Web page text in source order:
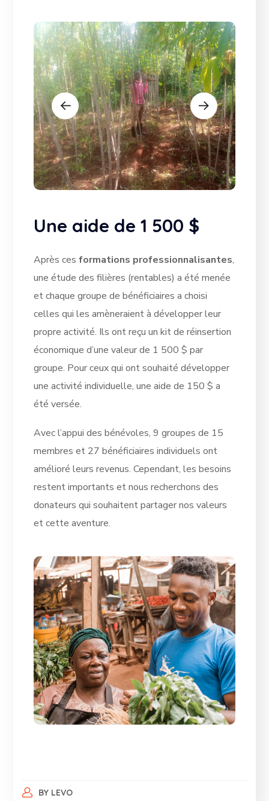
Une aide de 1 500 $
Après cesformations professionnalisantes,
une étude des filières (rentables) a été menée
et chaque groupe de bénéficiaires a choisi
celles qui les amèneraient à développer leur
propre activité. Ils ont reçu un kit de réinsertion
économique d’une valeur de 1 500 $ par
groupe. Pour ceux qui ont souhaité développer
une activité individuelle, une aide de 150 $ a
été versée.
Avec l’appui des bénévoles, 9 groupes de 15
membres et 27 bénéficiaires individuels ont
amélioré leurs revenus. Cependant, les besoins
restent importants et nous recherchons des
donateurs qui souhaitent partager nos valeurs
et cette aventure.
BY LEVO